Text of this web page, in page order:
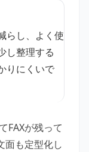
らし、よく使
し整理する
りにくいで
FAXが残って
面も定型化し